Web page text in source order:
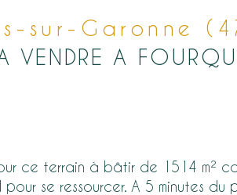
sur-Garonne
VENDRE A
ce terrain à bâtir de 1514 m²
pour se ressourcer. A 5 minutes